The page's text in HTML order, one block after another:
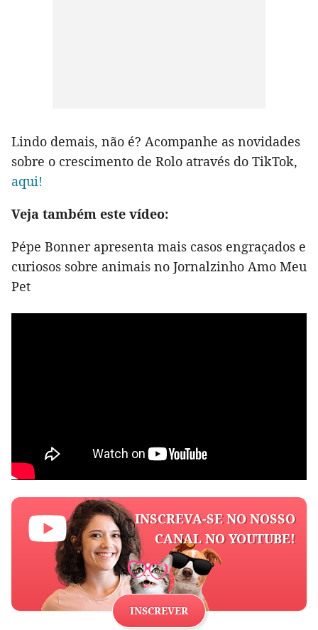
Lindo demais, não é? Acompanhe as novidades
sobre o crescimento de Rolo através do TikTok,
aqui!
Veja também este vídeo:
Pépe Bonner apresenta mais casos engraçados e
curiosos sobre animais no Jornalzinho Amo Meu
Pet
INSCREVA-SE NO NOSSO
CANAL NO YOUTUBE!
INSCREVER